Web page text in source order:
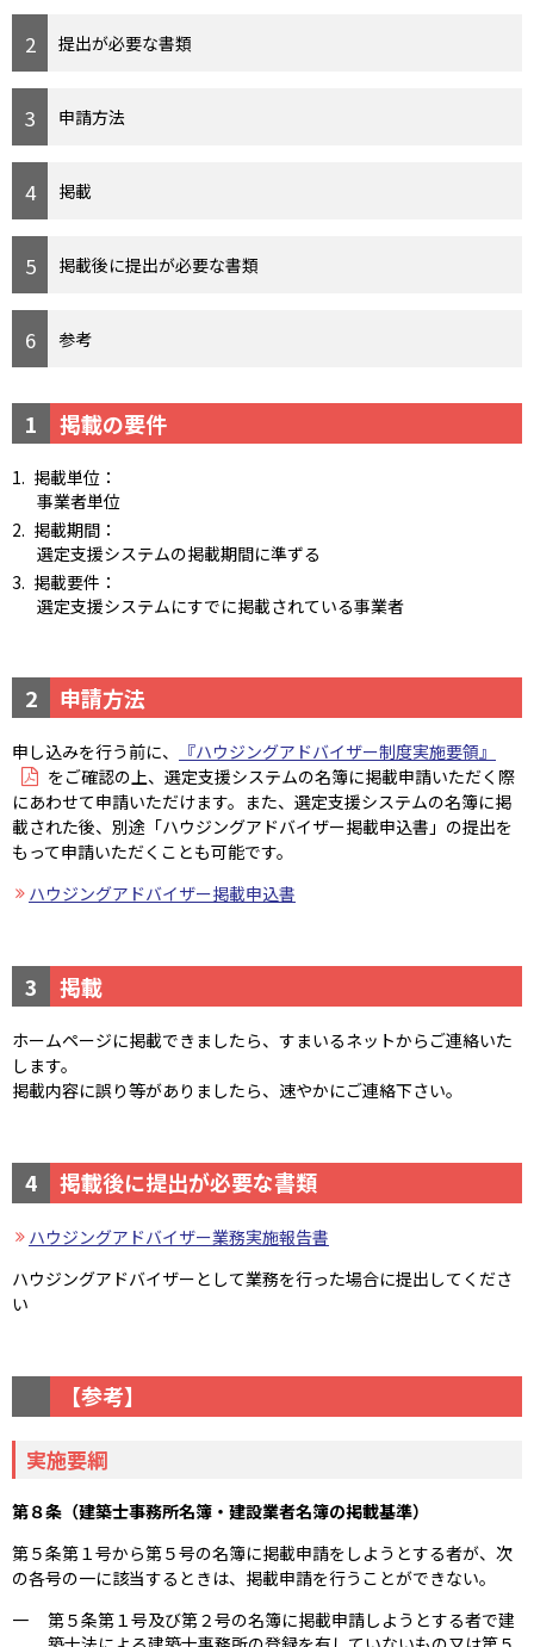
提出が必要な書類
申請方法
掲載
掲載後に提出が必要な書類
参考
1 掲載の要件
掲載単位：
事業者単位
掲載期間：
選定支援システムの掲載期間に準ずる
掲載要件：
選定支援システムにすでに掲載されている事業者
2 申請方法
申し込みを行う前に、
『ハウジングアドバイザー制度実施要領』
をご確認の上、選定支援システムの名簿に掲載申請いただく際
にあわせて申請いただけます。また、選定支援システムの名簿に掲
載された後、別途「ハウジングアドバイザー掲載申込書」の提出を
もって申請いただくことも可能です。
ハウジングアドバイザー掲載申込書
3 掲載
ホームページに掲載できましたら、すまいるネットからご連絡いた
します。
掲載内容に誤り等がありましたら、速やかにご連絡下さい。
4 掲載後に提出が必要な書類
ハウジングアドバイザー業務実施報告書
ハウジングアドバイザーとして業務を行った場合に提出してくださ
い
【参考】
実施要綱
第８条（建築士事務所名簿・建設業者名簿の掲載基準）
第５条第１号から第５号の名簿に掲載申請をしようとする者が、次
の各号の一に該当するときは、掲載申請を行うことができない。
一
第５条第１号及び第２号の名簿に掲載申請しようとする者で建